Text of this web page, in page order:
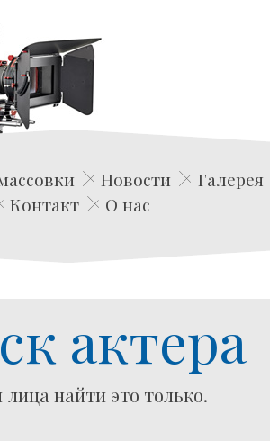
Edwin Film Agencja Aktorska
Новости
Галерея
Контакт
О нас
актера
лица найти это только.